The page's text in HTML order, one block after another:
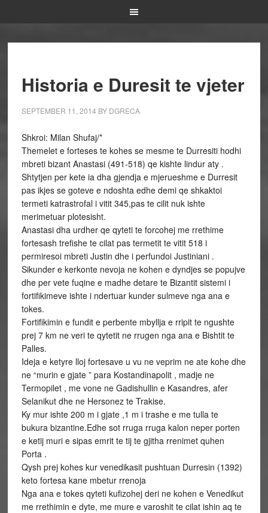
Historia e Duresit te vjeter
SEPTEMBER 11, 2014 BY DGRECA
Shkroi: Milan Shufaj/*
Themelet e forteses te kohes se mesme te Durresiti hodhi
mbreti bizant Anastasi (491-518) qe kishte lindur aty .
Shtytjen per kete ia dha gjendja e mjerueshme e Durresit
pas ikjes se goteve e ndoshta edhe demi qe shkaktoi
termeti katrastrofal i vitit 345,pas te cilit nuk ishte
merimetuar plotesisht.
Anastasi dha urdher qe qyteti te forcohej me rrethime
fortesash trefishe te cilat pas termetit te vitit 518 i
permiresoi mbreti Justin dhe i perfundoi Justiniani .
Sikunder e kerkonte nevoja ne kohen e dyndjes se popujve
dhe per vete fuqine e madhe detare te Bizantit sistemi i
fortifikimeve ishte i ndertuar kunder sulmeve nga ana e
tokes.
Fortifikimin e fundit e perbente mbyllja e rripit te ngushte
prej 7 km ne veri te qytetit ne rrugen nga ana e Bishtit te
Palles.
Ideja e ketyre lloj fortesave u vu ne veprim ne ate kohe dhe
ne “murin e gjate ” para Kostandinapolit , madje ne
Termopilet , me vone ne Gadishullin e Kasandres, afer
Selanikut dhe ne Hersonez te Trakise.
Ky mur ishte 200 m i gjate ,1 m i trashe e me tulla te
bukura bizantine.Edhe sot rruga rruga kalon neper porten
e ketij muri e sipas emrit te tij te gjitha rrenimet quhen
Porta .
Qysh prej kohes kur venedikasit pushtuan Durresin (1392)
keto fortesa kane mbetur rrenoja
Nga ana e tokes qyteti kufizohej deri ne kohen e Venedikut
me rrethimin e dyte, me mure e varoshit te cilat ishin aq te